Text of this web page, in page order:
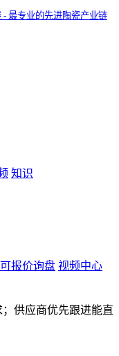
- 最专业的先进陶瓷产业链
知识
可报价询盘 视频中心
供应商优先跟进能直